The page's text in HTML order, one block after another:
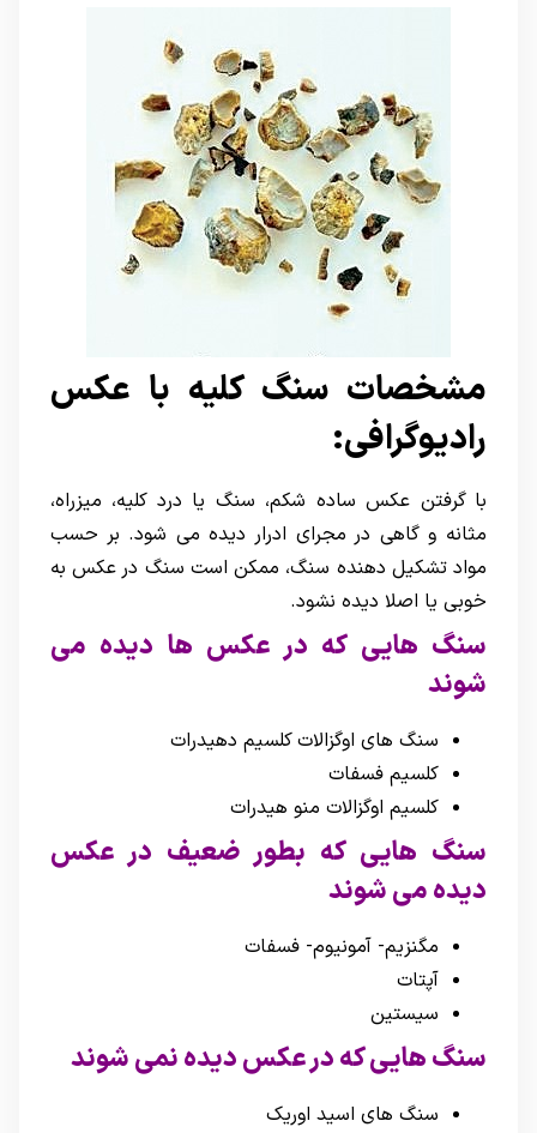
مشخصات سنگ کلیه با عکس
رادیوگرافی:
با گرفتن عکس ساده شکم، سنگ یا درد کلیه، میزراه،
مثانه و گاهی در مجرای ادرار دیده می شود. بر حسب
مواد تشکیل دهنده سنگ، ممکن است سنگ در عکس به
خوبی یا اصلا دیده نشود.
سنگ هایی که در عکس ها دیده می
شوند
سنگ های اوگزالات کلسیم دهیدرات
کلسیم فسفات
کلسیم اوگزالات منو هیدرات
سنگ هایی که بطور ضعیف در عکس
دیده می شوند
مگنزیم- آمونیوم- فسفات
آپتات
سیستین
سنگ هایی که در عکس دیده نمی شوند
سنگ های اسید اوریک